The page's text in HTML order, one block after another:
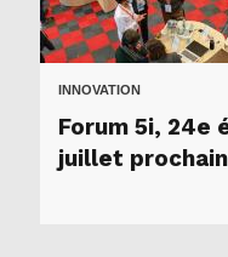
INNOVATION
Forum 5i, 24e
juillet prochain